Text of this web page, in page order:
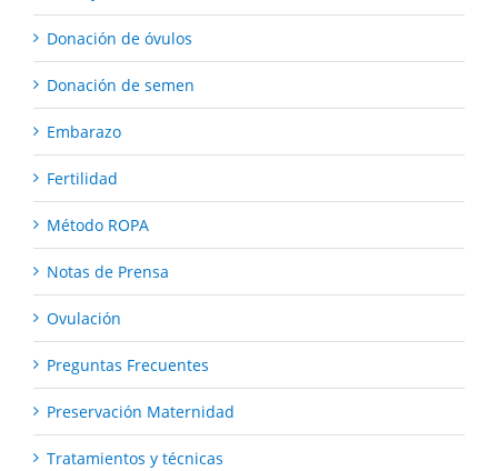
Donación de óvulos
Donación de semen
Embarazo
Fertilidad
Método ROPA
Notas de Prensa
Ovulación
Preguntas Frecuentes
Preservación Maternidad
Tratamientos y técnicas